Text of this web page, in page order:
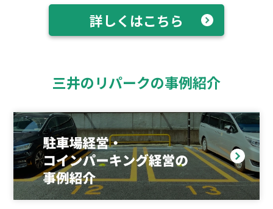
詳しくはこちら
三井のリパークの事例紹介